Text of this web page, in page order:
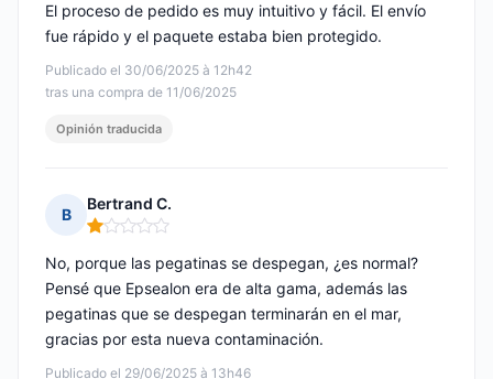
Publicado el 30/06/2025 à 12h42
tras una compra de 11/06/2025
El proceso de pedido es muy intuitivo y fácil. El envío
fue rápido y el paquete estaba bien protegido.
Opinión traducida
B
Bertrand C.
Nota: 1 de 5
Publicado el 29/06/2025 à 13h46
No, porque las pegatinas se despegan, ¿es normal?
Pensé que Epsealon era de alta gama, además las
pegatinas que se despegan terminarán en el mar,
gracias por esta nueva contaminación.